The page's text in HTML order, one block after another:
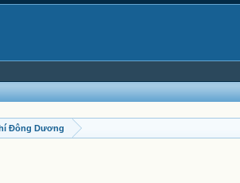
Đông Dương